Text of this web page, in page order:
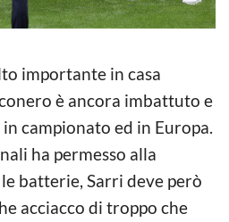
importante in casa
è ancora imbattuto e
campionato ed in Europa.
ha permesso alla
batterie, Sarri deve però
acciacco di troppo che